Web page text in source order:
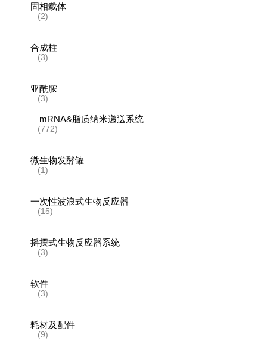
固相载体
(2)
合成柱
(3)
亚酰胺
(3)
mRNA&脂质纳米递送系统
(772)
微生物发酵罐
(1)
一次性波浪式生物反应器
(15)
摇摆式生物反应器系统
(3)
软件
(3)
耗材及配件
(9)